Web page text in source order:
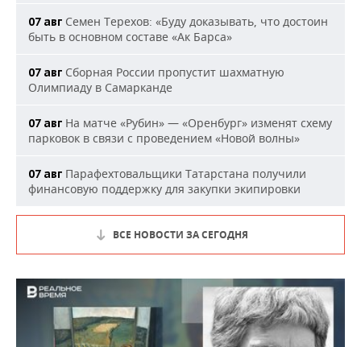
07 авг Семен Терехов: «Буду доказывать, что достоин
быть в основном составе «Ак Барса»
07 авг Сборная России пропустит шахматную
Олимпиаду в Самарканде
07 авг На матче «Рубин» — «Оренбург» изменят схему
парковок в связи с проведением «Новой волны»
07 авг Парафехтовальщики Татарстана получили
финансовую поддержку для закупки экипировки
ВСЕ НОВОСТИ ЗА СЕГОДНЯ